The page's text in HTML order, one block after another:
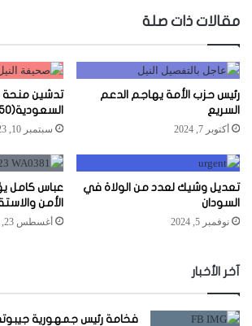
مقالات ذات صلة
رئيس حزب الأمة يهاجم الدعم
السريع
أكتوبر 7, 2024
تدشين منحة
السعودية(250 الف طن) لـ4 ولايات
سبتمبر 10, 2023
تعديل وشيك لعدد من الولاة في
السودان
نوفمبر 5, 2024
عباس كامل
الأمن
أغسطس 23, 2024
آخر الأخبار
فخامة رئيس جمهورية